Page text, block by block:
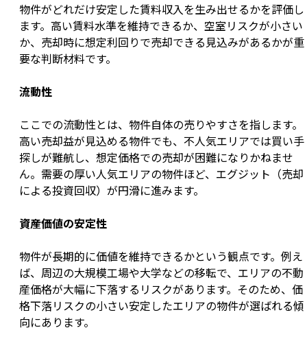
物件がどれだけ安定した賃料収入を生み出せるかを評価し
ます。高い賃料水準を維持できるか、空室リスクが小さい
か、売却時に想定利回りで売却できる見込みがあるかが重
要な判断材料です。
流動性
ここでの流動性とは、物件自体の売りやすさを指します。
高い売却益が見込める物件でも、不人気エリアでは買い手
探しが難航し、想定価格での売却が困難になりかねませ
ん。需要の厚い人気エリアの物件ほど、エグジット（売却
による投資回収）が円滑に進みます。
資産価値の安定性
物件が長期的に価値を維持できるかという観点です。例え
ば、周辺の大規模工場や大学などの移転で、エリアの不動
産価格が大幅に下落するリスクがあります。そのため、価
格下落リスクの小さい安定したエリアの物件が選ばれる傾
向にあります。